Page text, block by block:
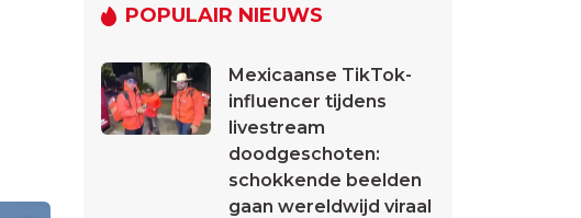
POPULAIR NIEUWS
Mexicaanse TikTok-
influencer tijdens
livestream
doodgeschoten:
schokkende beelden
gaan wereldwijd viraal